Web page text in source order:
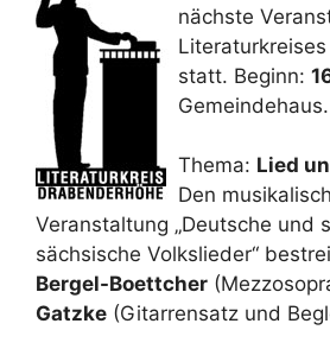
nächste
statt. Beginn:
Gemeindehaus.
Thema: Lied
Den
Veranstaltung „Deutsche und
sächsische Volkslieder“
Bergel-Boettcher
Gatzke (Gitarrensatz und